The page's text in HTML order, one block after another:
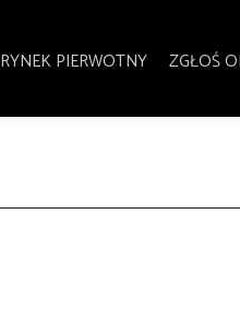
RYNEK PIERWOTNY ZGŁOŚ